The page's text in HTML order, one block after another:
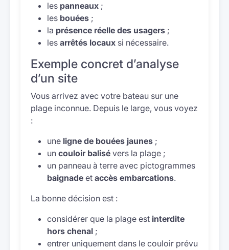
les panneaux ;
les bouées ;
la présence réelle des usagers ;
les arrêtés locaux si nécessaire.
Exemple concret d’analyse
d’un site
Vous arrivez avec votre bateau sur une
plage inconnue. Depuis le large, vous voyez
:
une ligne de bouées jaunes ;
un couloir balisé vers la plage ;
un panneau à terre avec pictogrammes
baignade et accès embarcations.
La bonne décision est :
considérer que la plage est interdite
hors chenal ;
entrer uniquement dans le couloir prévu